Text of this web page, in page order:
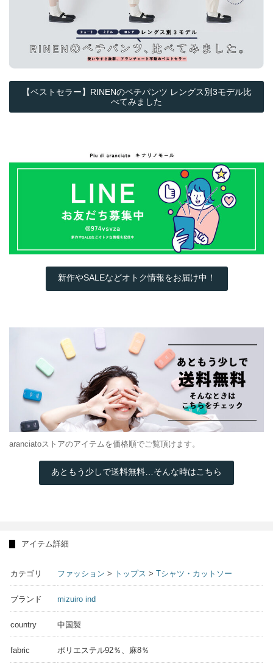
【ベストセラー】RINENのペチパンツ レングス別3モデル比
べてみました
新作やSALEなどオトク情報をお届け中！
aranciatoストアのアイテムを価格順でご覧頂けます。
あともう少しで送料無料…そんな時はこちら
アイテム詳細
カテゴリ ファッション > トップス > Tシャツ・カットソー
ブランド mizuiro ind
country 中国製
fabric ポリエステル92％、麻8％